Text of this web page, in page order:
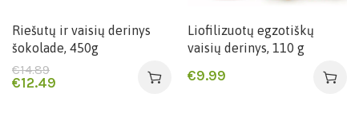
Riešutų ir vaisių derinys
šokolade, 450g
€14.89
€12.49
Liofilizuotų egzotiškų
vaisių derinys, 110 g
€9.99